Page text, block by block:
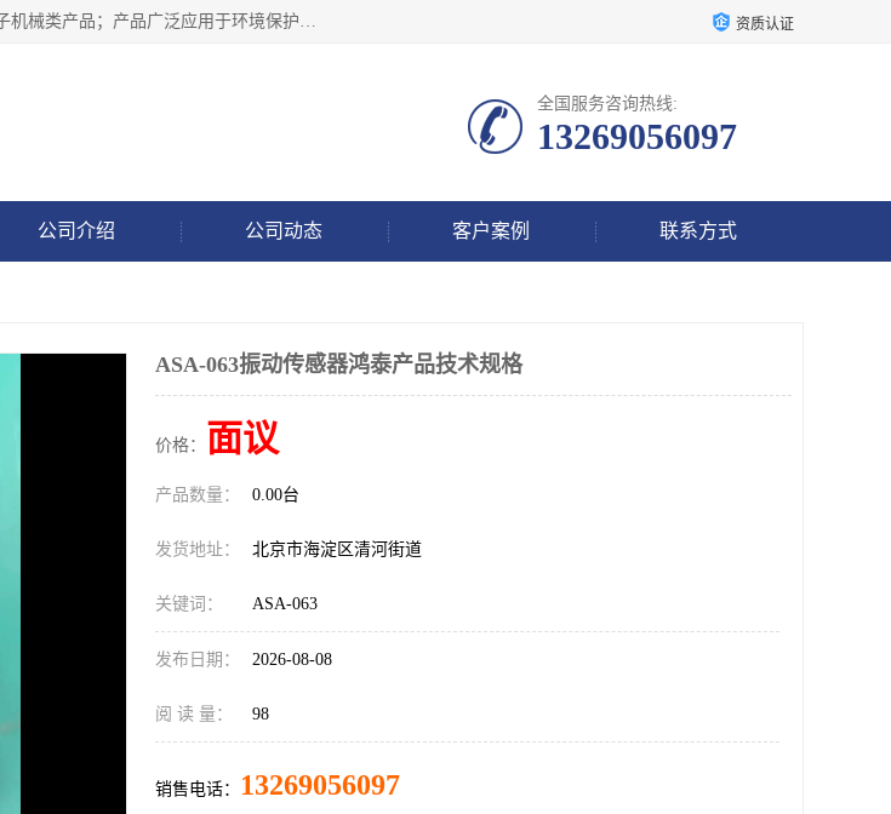
北京鸿泰顺达科技有限公司主要经营电子产品、机械设备、通讯设备、五金、交电等电子机械类产品；产品广泛应用于环境保护、石油化工、电力电子、冶金建筑、煤炭、农业、卫生防疫、教育科研等行业。并成功的与各地环境监测站、污水处理厂、卷烟厂、电厂、高校、科学院所、卫生防疫部门、煤矿、石化厂等用户建立了密切的合作关系。 资质认证
全国服务咨询热线:
13269056097
公司介绍 公司动态 客户案例 联系方式
ASA-063振动传感器鸿泰产品技术规格
价格： 面议
产品数量： 0.00台
发货地址： 北京市海淀区清河街道
关键词： ASA-063
发布日期： 2026-08-08
阅 读 量： 98
销售电话： 13269056097